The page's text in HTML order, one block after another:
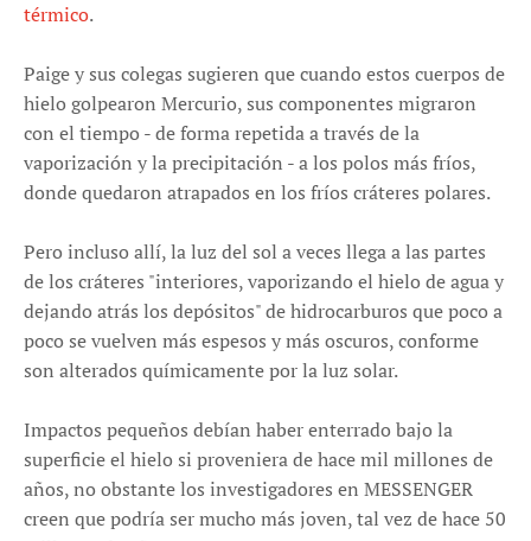
térmico.
Paige y sus colegas sugieren que cuando estos cuerpos de
hielo golpearon Mercurio, sus componentes migraron
con el tiempo - de forma repetida a través de la
vaporización y la precipitación - a los polos más fríos,
donde quedaron atrapados en los fríos cráteres polares.
Pero incluso allí, la luz del sol a veces llega a las partes
de los cráteres "interiores, vaporizando el hielo de agua y
dejando atrás los depósitos" de hidrocarburos que poco a
poco se vuelven más espesos y más oscuros, conforme
son alterados químicamente por la luz solar.
Impactos pequeños debían haber enterrado bajo la
superficie el hielo si proveniera de hace mil millones de
años, no obstante los investigadores en MESSENGER
creen que podría ser mucho más joven, tal vez de hace 50